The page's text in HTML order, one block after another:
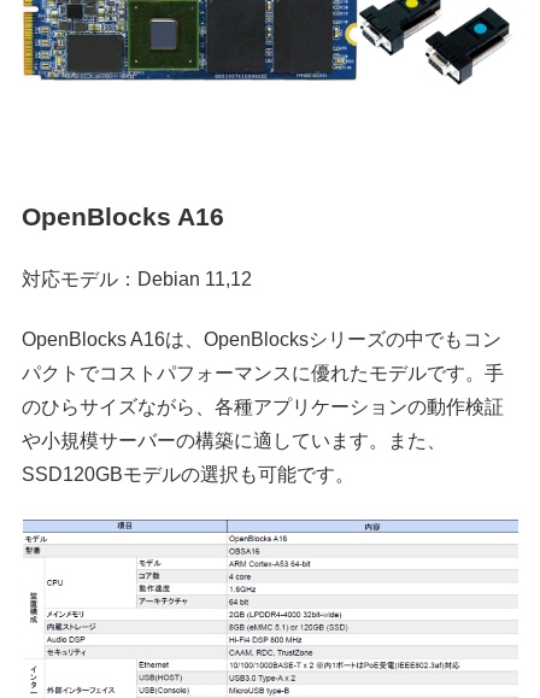
OpenBlocks A16
対応モデル：Debian 11,12
OpenBlocks A16は、OpenBlocksシリーズの中でもコン
パクトでコストパフォーマンスに優れたモデルです。手
のひらサイズながら、各種アプリケーションの動作検証
や小規模サーバーの構築に適しています。また、
SSD120GBモデルの選択も可能です。